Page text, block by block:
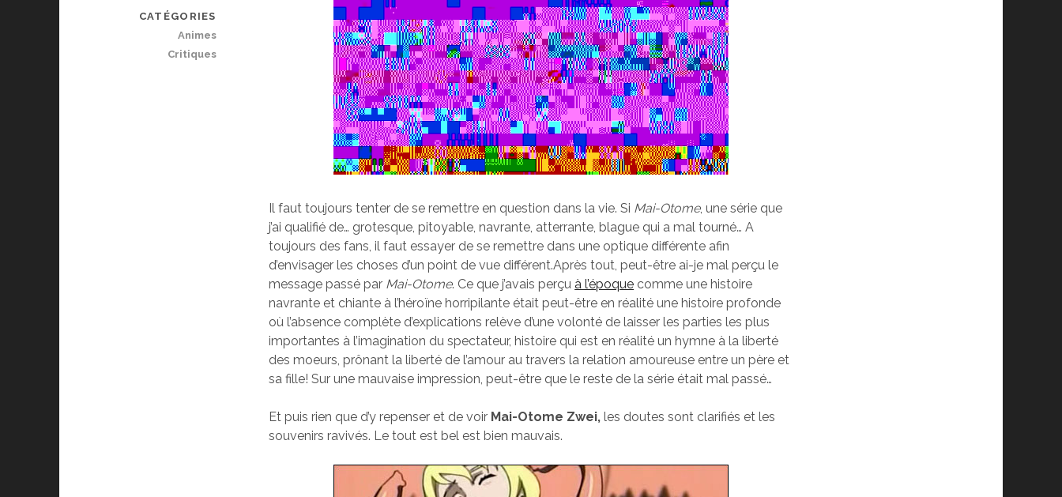
Il faut toujours tenter de se remettre en question dans la vie. Si Mai-Otome, une série que
j’ai qualifié de… grotesque, pitoyable, navrante, atterrante, blague qui a mal tourné… A
toujours des fans, il faut essayer de se remettre dans une optique différente afin
d’envisager les choses d’un point de vue différent.Après tout, peut-être ai-je mal perçu le
message passé par Mai-Otome. Ce que j’avais perçu à l’époque comme une histoire
navrante et chiante à l’héroïne horripilante était peut-être en réalité une histoire profonde
où l’absence complète d’explications relève d’une volonté de laisser les parties les plus
importantes à l’imagination du spectateur, histoire qui est en réalité un hymne à la liberté
des moeurs, prônant la liberté de l’amour au travers la relation amoureuse entre un père et
sa fille! Sur une mauvaise impression, peut-être que le reste de la série était mal passé…
Et puis rien que d’y repenser et de voir Mai-Otome Zwei,les doutes sont clarifiés et les
souvenirs ravivés. Le tout est bel est bien mauvais.
CATÉGORIES
Animes
Critiques